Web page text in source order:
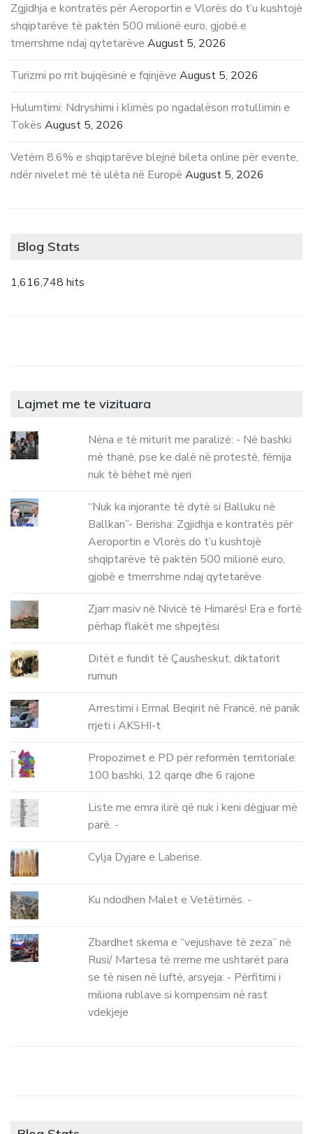
Zgjidhja e kontratës për Aeroportin e Vlorës do t’u kushtojë
shqiptarëve të paktën 500 milionë euro, gjobë e
tmerrshme ndaj qytetarëve August 5, 2026
Turizmi po rrit bujqësinë e fqinjëve August 5, 2026
Hulumtimi: Ndryshimi i klimës po ngadalëson rrotullimin e
Tokës August 5, 2026
Vetëm 8.6% e shqiptarëve blejnë bileta online për evente,
ndër nivelet më të ulëta në Europë August 5, 2026
Blog Stats
1,616,748 hits
Lajmet me te vizituara
Nëna e të miturit me paralizë: - Në bashki
më thanë, pse ke dalë në protestë, fëmija
nuk të bëhet më njeri
“Nuk ka injorante të dytë si Balluku në
Ballkan”- Berisha: Zgjidhja e kontratës për
Aeroportin e Vlorës do t’u kushtojë
shqiptarëve të paktën 500 milionë euro,
gjobë e tmerrshme ndaj qytetarëve
Zjarr masiv në Nivicë të Himarës! Era e fortë
përhap flakët me shpejtësi
Ditët e fundit të Çausheskut, diktatorit
rumun
Arrestimi i Ermal Beqirit në Francë, në panik
rrjeti i AKSHI-t
Propozimet e PD për reformën territoriale:
100 bashki, 12 qarqe dhe 6 rajone
Liste me emra ilirë që nuk i keni dëgjuar më
parë. -
Cylja Dyjare e Laberise.
Ku ndodhen Malet e Vetëtimës. -
Zbardhet skema e “vejushave të zeza” në
Rusi/ Martesa të rreme me ushtarët para
se të nisen në luftë, arsyeja: - Përfitimi i
miliona rublave si kompensim në rast
vdekjeje